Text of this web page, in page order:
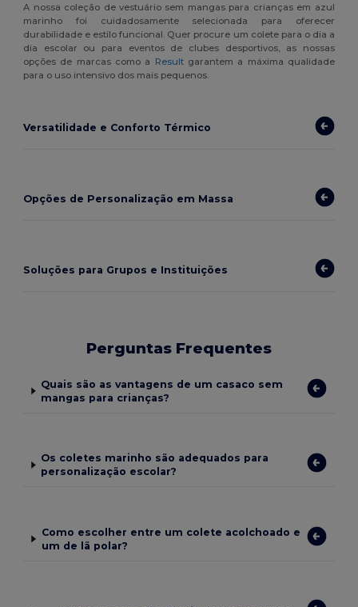
A nossa coleção de vestuário sem mangas para crianças em azul
marinho foi cuidadosamente selecionada para oferecer
durabilidade e estilo funcional. Quer procure um colete para o dia a
dia escolar ou para eventos de clubes desportivos, as nossas
opções de marcas como a Resultgarantem a máxima qualidade
para o uso intensivo dos mais pequenos.
Versatilidade e Conforto Térmico
Opções de Personalização em Massa
Soluções para Grupos e Instituições
Perguntas Frequentes
Quais são as vantagens de um casaco sem
mangas para crianças?
Os coletes marinho são adequados para
personalização escolar?
Como escolher entre um colete acolchoado e
um de lã polar?